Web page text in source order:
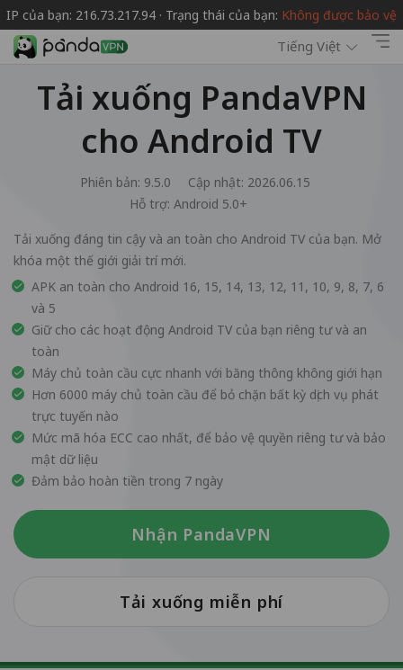
IP của bạn: 216.73.217.94 · Trạng thái của bạn: Không được bảo vệ
Tiếng Việt
Tải xuống PandaVPN
cho Android TV
Phiên bản: 9.5.0
Cập nhật: 2026.06.15
Hỗ trợ: Android 5.0+
Tải xuống đáng tin cậy và an toàn cho Android TV của bạn. Mở
khóa một thế giới giải trí mới.
APK an toàn cho Android 16, 15, 14, 13, 12, 11, 10, 9, 8, 7, 6
và 5
Giữ cho các hoạt động Android TV của bạn riêng tư và an
toàn
Máy chủ toàn cầu cực nhanh với băng thông không giới hạn
Hơn 6000 máy chủ toàn cầu để bỏ chặn bất kỳ dịch vụ phát
trực tuyến nào
Mức mã hóa ECC cao nhất, để bảo vệ quyền riêng tư và bảo
mật dữ liệu
Đảm bảo hoàn tiền trong 7 ngày
Nhận PandaVPN
Tải xuống miễn phí